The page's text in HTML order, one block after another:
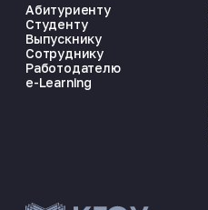
Абитуриенту
Студенту
Выпускнику
Сотруднику
Работодателю
e-Learning